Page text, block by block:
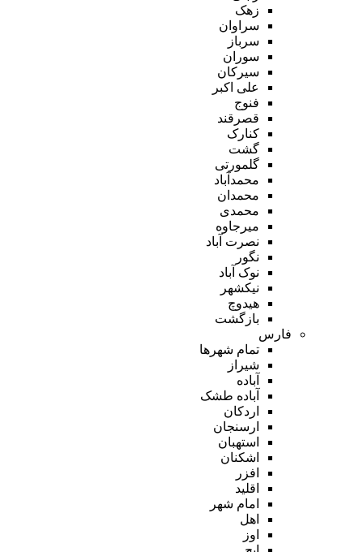
زهک
سراوان
سرباز
سوران
سیرکان
علی اکبر
فنوج
قصرقند
کنارک
گشت
گلمورتی
محمدآباد
محمدان
محمدی
میرجاوه
نصرت آباد
نگور
نوک آباد
نیکشهر
هیدوچ
بازگشت
فارس
تمام شهر‌ها
شیراز
آباده
آباده طشک
اردکان
ارسنجان
استهبان
اشکنان
افزر
اقلید
امام شهر
اهل
اوز